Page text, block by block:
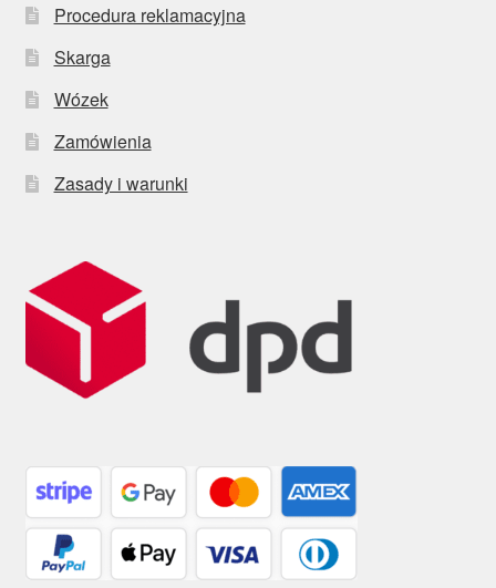
Procedura reklamacyjna
Skarga
Wózek
Zamówienia
Zasady i warunki